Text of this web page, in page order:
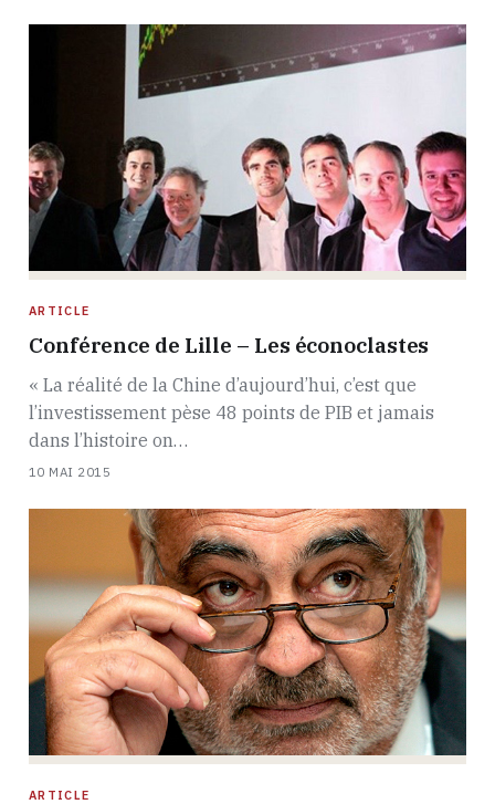
ARTICLE
Conférence de Lille – Les éconoclastes
« La réalité de la Chine d’aujourd’hui, c’est que
l’investissement pèse 48 points de PIB et jamais
dans l’histoire on…
10 MAI 2015
ARTICLE